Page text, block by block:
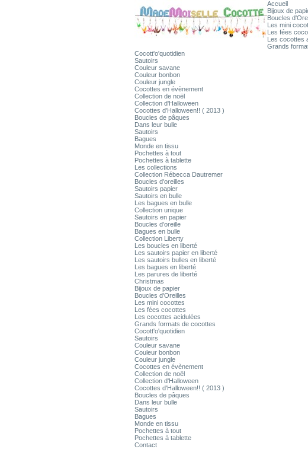
Accueil
Bijoux de
Boucles
Les mini
Les fées
Les cocottes
Grands
Cocott'o'quotidien
Sautoirs
Couleur savane
Couleur bonbon
Couleur jungle
Cocottes en évènement
Collection de noël
Collection d'Halloween
Cocottes d'Halloween!! ( 2013 )
Boucles de pâques
Dans leur bulle
Sautoirs
Bagues
Monde en tissu
Pochettes à tout
Pochettes à tablette
Les collections
Collection Rébecca Dautremer
Boucles d'oreilles
Sautoirs papier
Sautoirs en bulle
Les bagues en bulle
Collection unique
Sautoirs en papier
Boucles d'oreille
Bagues en bulle
Collection Liberty
Les boucles en liberté
Les sautoirs papier en liberté
Les sautoirs bulles en liberté
Les bagues en liberté
Les parures de liberté
Christmas
Bijoux de papier
Boucles d'Oreilles
Les mini cocottes
Les fées cocottes
Les cocottes acidulées
Grands formats de cocottes
Cocott'o'quotidien
Sautoirs
Couleur savane
Couleur bonbon
Couleur jungle
Cocottes en évènement
Collection de noël
Collection d'Halloween
Cocottes d'Halloween!! ( 2013 )
Boucles de pâques
Dans leur bulle
Sautoirs
Bagues
Monde en tissu
Pochettes à tout
Pochettes à tablette
Contact